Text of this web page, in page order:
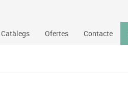
Catàlegs Ofertes Contacte